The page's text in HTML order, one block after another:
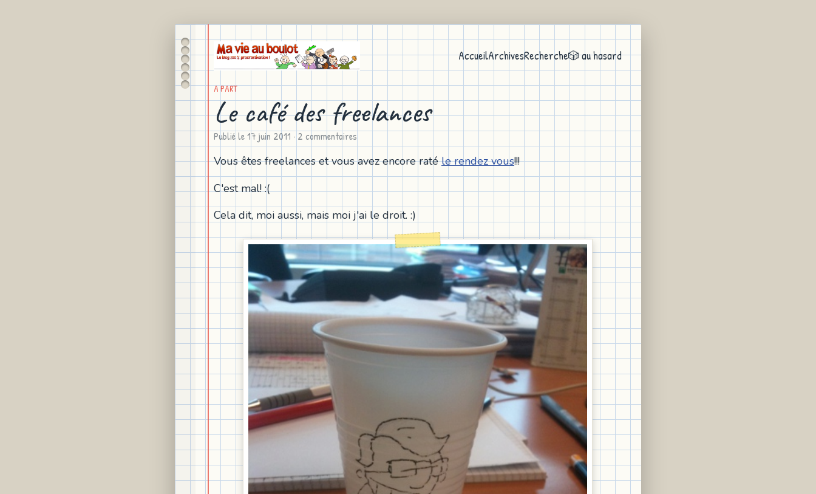
AccueilArchivesRecherche🎲 au hasard
A PART
Le café des freelances
Publié le17 juin 2011 · 2 commentaires
Vous êtes freelances et vous avez encore ratéle rendez vous!!!
C'est mal! :(
Cela dit, moi aussi, mais moi j'ai le droit. :)